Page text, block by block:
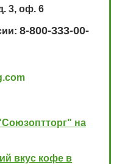
3, оф. 6
8-800-333-00-
на
вкус кофе в